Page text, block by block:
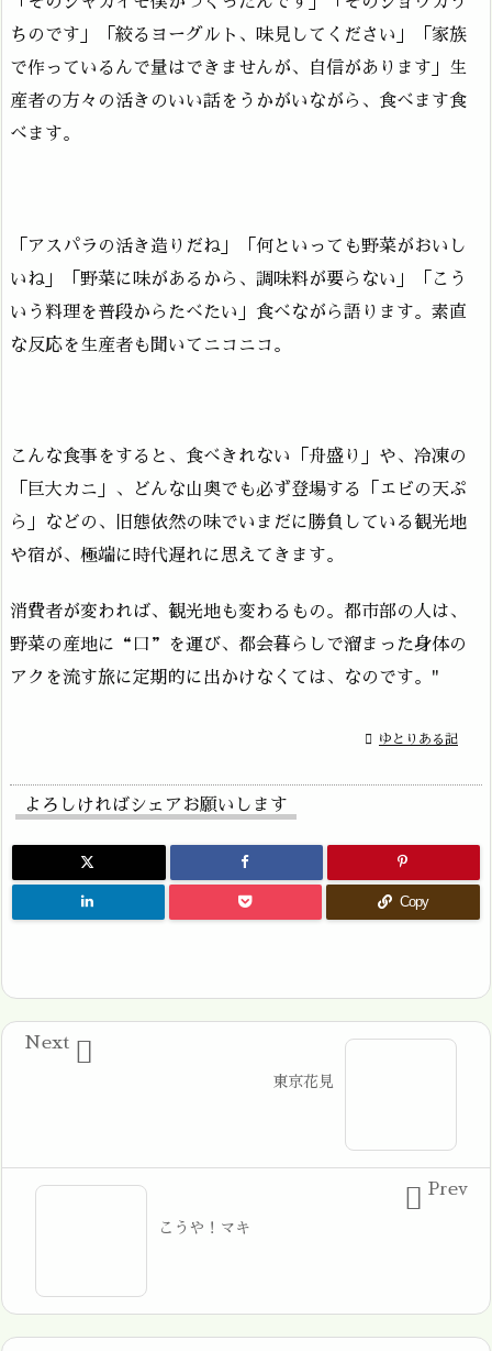
ちのです」「絞るヨーグルト、味見してください」「家族
で作っているんで量はできませんが、自信があります」生
産者の方々の活きのいい話をうかがいながら、食べます食
べます。
「アスパラの活き造りだね」「何といっても野菜がおいし
いね」「野菜に味があるから、調味料が要らない」「こう
いう料理を普段からたべたい」食べながら語ります。素直
な反応を生産者も聞いてニコニコ。
こんな食事をすると、食べきれない「舟盛り」や、冷凍の
「巨大カニ」、どんな山奥でも必ず登場する「エビの天ぷ
ら」などの、旧態依然の味でいまだに勝負している観光地
や宿が、極端に時代遅れに思えてきます。
消費者が変われば、観光地も変わるもの。都市部の人は、
野菜の産地に“口”を運び、都会暮らしで溜まった身体の
アクを流す旅に定期的に出かけなくては、なのです。"
 ゆとりある記
よろしければシェアお願いします
Copy
東京花見
Next
こうや！マキ
Prev